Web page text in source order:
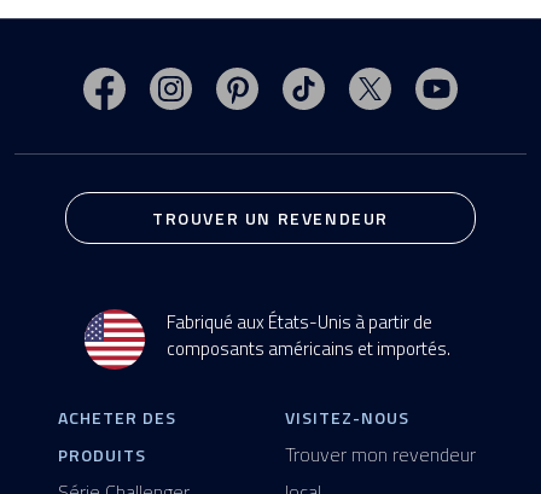
Rendez-vous sur la page Facebook de
Rendez-vous sur le compte Instagram
Rendez-vous sur le compte
Rendez-vous sur TikTok
Rendez-vous sur
Rendez-
Fabriqué aux États-Unis à partir de
composants américains et importés.
TROUVER UN REVENDEUR
ACHETER DES
PRODUITS
VISITEZ-NOUS
Trouver mon revendeur